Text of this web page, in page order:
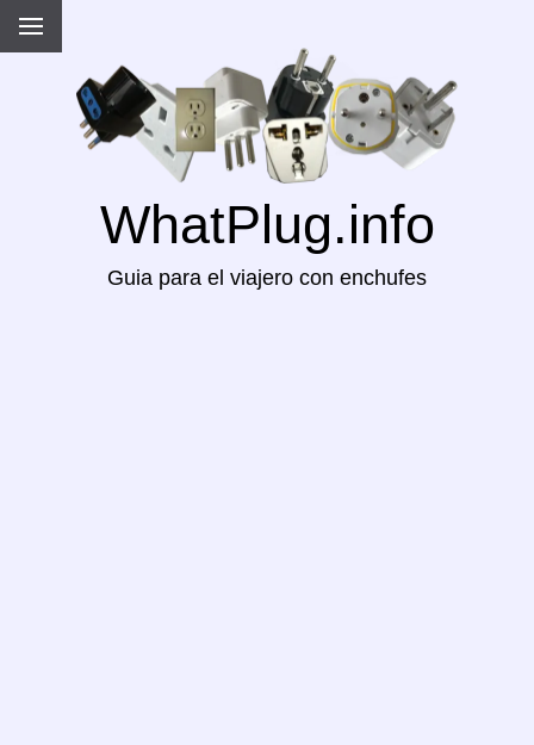
WhatPlug.info
Guia para el viajero con enchufes